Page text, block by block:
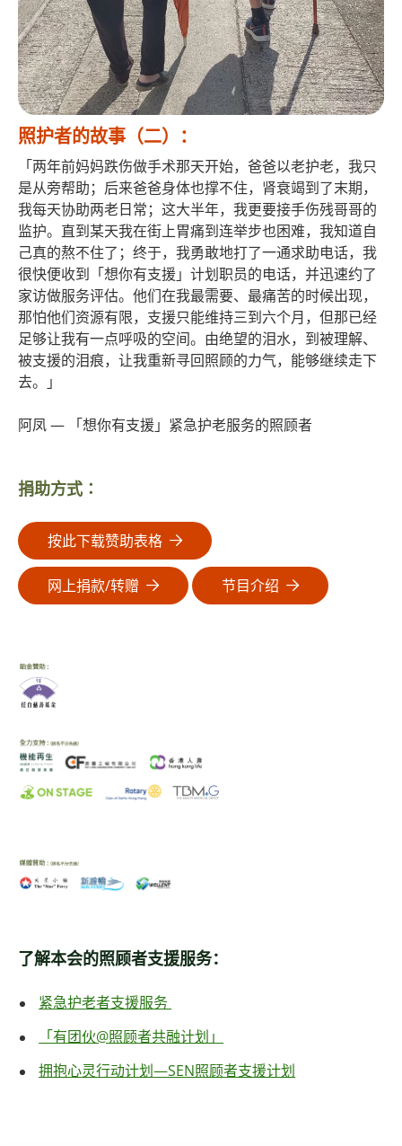
照护者的故事（二）：
「两年前妈妈跌伤做手术那天开始，爸爸以老护老，我只
是从旁帮助；后来爸爸身体也撑不住，肾衰竭到了末期，
我每天协助两老日常；这大半年，我更要接手伤残哥哥的
监护。直到某天我在街上胃痛到连举步也困难，我知道自
己真的熬不住了；终于，我勇敢地打了一通求助电话，我
很快便收到「想你有支援」计划职员的电话，并迅速约了
家访做服务评估。他们在我最需要、最痛苦的时候出现，
那怕他们资源有限，支援只能维持三到六个月，但那已经
足够让我有一点呼吸的空间。由绝望的泪水，到被理解、
被支援的泪痕，让我重新寻回照顾的力气，能够继续走下
去。」
阿凤 ― 「想你有支援」紧急护老服务的照顾者
捐助方式∶
按此下载赞助表格
网上捐款/转赠 节目介绍
了解本会的照顾者支援服务：
紧急护老者支援服务
「有团伙@照顾者共融计划」
拥抱心灵行动计划―SEN照顾者支援计划